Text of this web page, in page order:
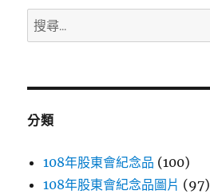
搜
尋
鍵
分類
108年股東會紀念品 (100)
108年股東會紀念品圖片 (97)